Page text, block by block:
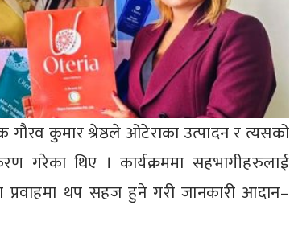
गौरव कुमार श्रेष्ठले ओटेराका उत्पादन र त्यसको
गरेका थिए । कार्यक्रममा सहभागीहरुलाई
थप सहज हुने गरी जानकारी आदान–